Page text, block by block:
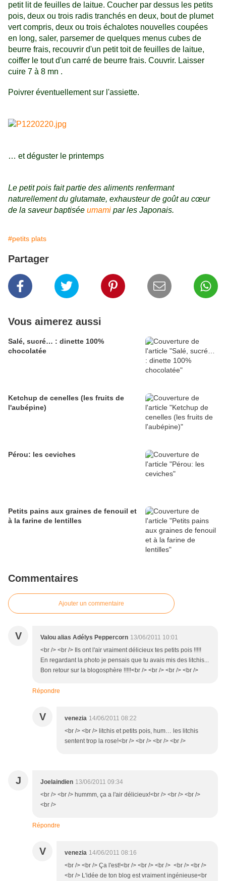
petit lit de feuilles de laitue. Coucher par dessus les petits
pois, deux ou trois radis tranchés en deux, bout de plumet
vert compris, deux ou trois échalotes nouvelles coupées
en long, saler, parsemer de quelques menus cubes de
beurre frais, recouvrir d'un petit toit de feuilles de laitue,
coiffer le tout d'un carré de beurre frais. Couvrir. Laisser
cuire 7 à 8 mn .
Poivrer éventuellement sur l'assiette.
… et déguster le printemps
Le petit pois fait partie des aliments renfermant
naturellement du glutamate, exhausteur de goût au cœur
de la saveur baptisée umami par les Japonais.
#petits plats
Partager
Vous aimerez aussi
Salé, sucré… : dinette 100%
chocolatée
Ketchup de cenelles (les fruits de
l'aubépine)
Pérou: les ceviches
Petits pains aux graines de fenouil et
à la farine de lentilles
Commentaires
Ajouter un commentaire
V Valou alias Adélys Peppercorn 13/06/2011 10:01
<br /> <br /> Ils ont l'air vraiment délicieux tes petits pois !!!!!
En regardant la photo je pensais que tu avais mis des litchis...
Bon retour sur la blogosphère !!!!!<br /> <br /> <br /> <br />
Répondre
V venezia 14/06/2011 08:22
<br /> <br /> litchis et petits pois, hum… les litchis
sentent trop la rose!<br /> <br /> <br /> <br />
J Joelaindien 13/06/2011 09:34
<br /> <br /> hummm, ça a l'air délicieux!<br /> <br /> <br />
<br />
Répondre
V venezia 14/06/2011 08:16
<br /> <br /> Ça l'est!<br /> <br /> <br /> <br /> <br />
<br /> L'idée de ton blog est vraiment ingénieuse<br